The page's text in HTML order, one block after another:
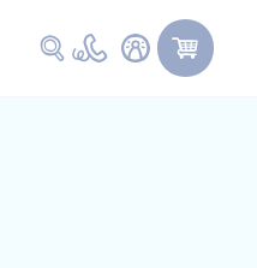
Faire une recherche